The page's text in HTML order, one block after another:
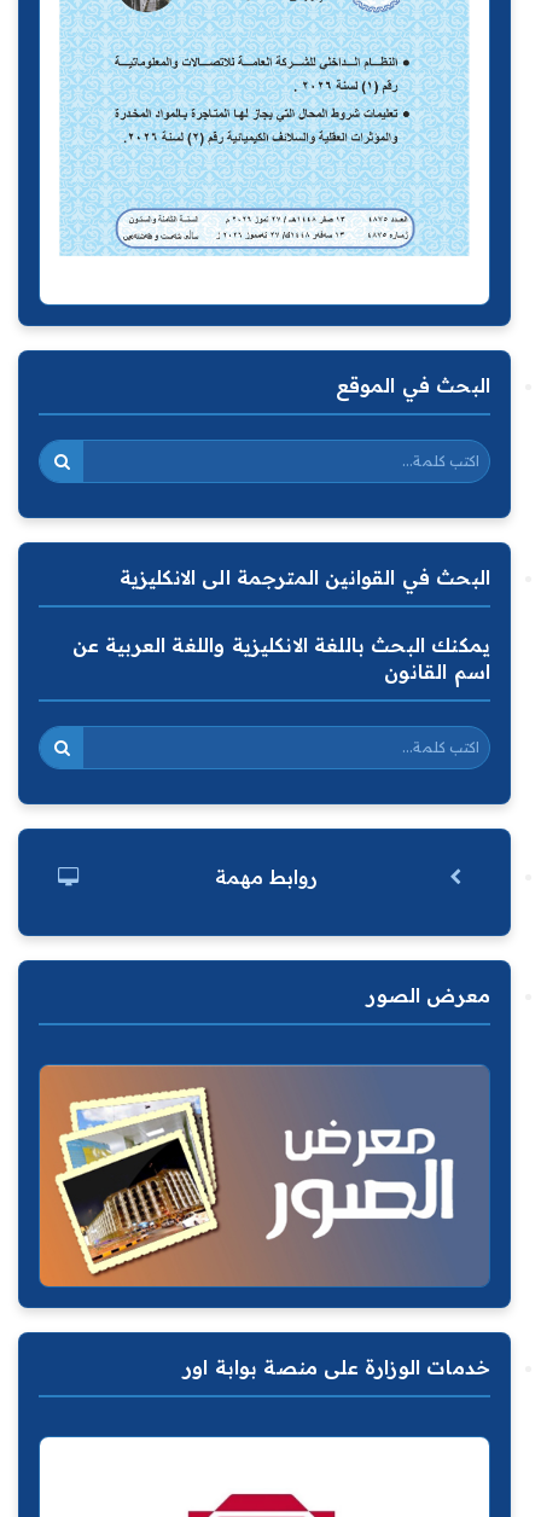
البحث في الموقع
البحث في القوانين المترجمة الى الانكليزية
يمكنك البحث باللغة الانكليزية واللغة العربية عن
اسم القانون
روابط مهمة
معرض الصور
خدمات الوزارة على منصة بوابة اور